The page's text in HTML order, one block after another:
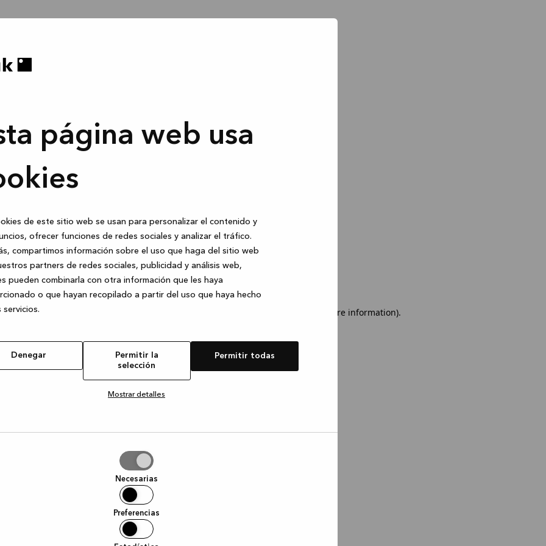
página web usa
de este sitio web se usan para personalizar el contenido y
ofrecer funciones de redes sociales y analizar el tráfico.
compartimos información sobre el uso que haga del sitio web
partners de redes sociales, publicidad y análisis web,
pueden combinarla con otra información que les haya
o que hayan recopilado a partir del uso que haya hecho
servicios.
Denegar
Permitir la
selección
Permitir todas
Mostrar detalles
Necesarias
Preferencias
has occurred (see the browser console for more information).